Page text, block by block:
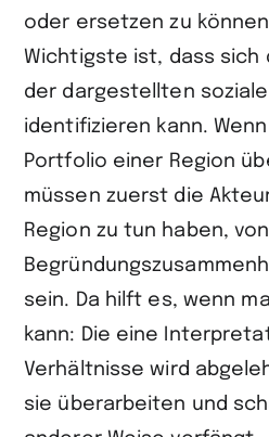
oder ersetzen zu
Wichtigste ist, dass sich
der dargestellten
identifizieren kann.
Portfolio einer Region
müssen zuerst die
Region zu tun haben,
sein. Da hilft es, wenn
kann: Die eine
Verhältnisse wird
sie überarbeiten und